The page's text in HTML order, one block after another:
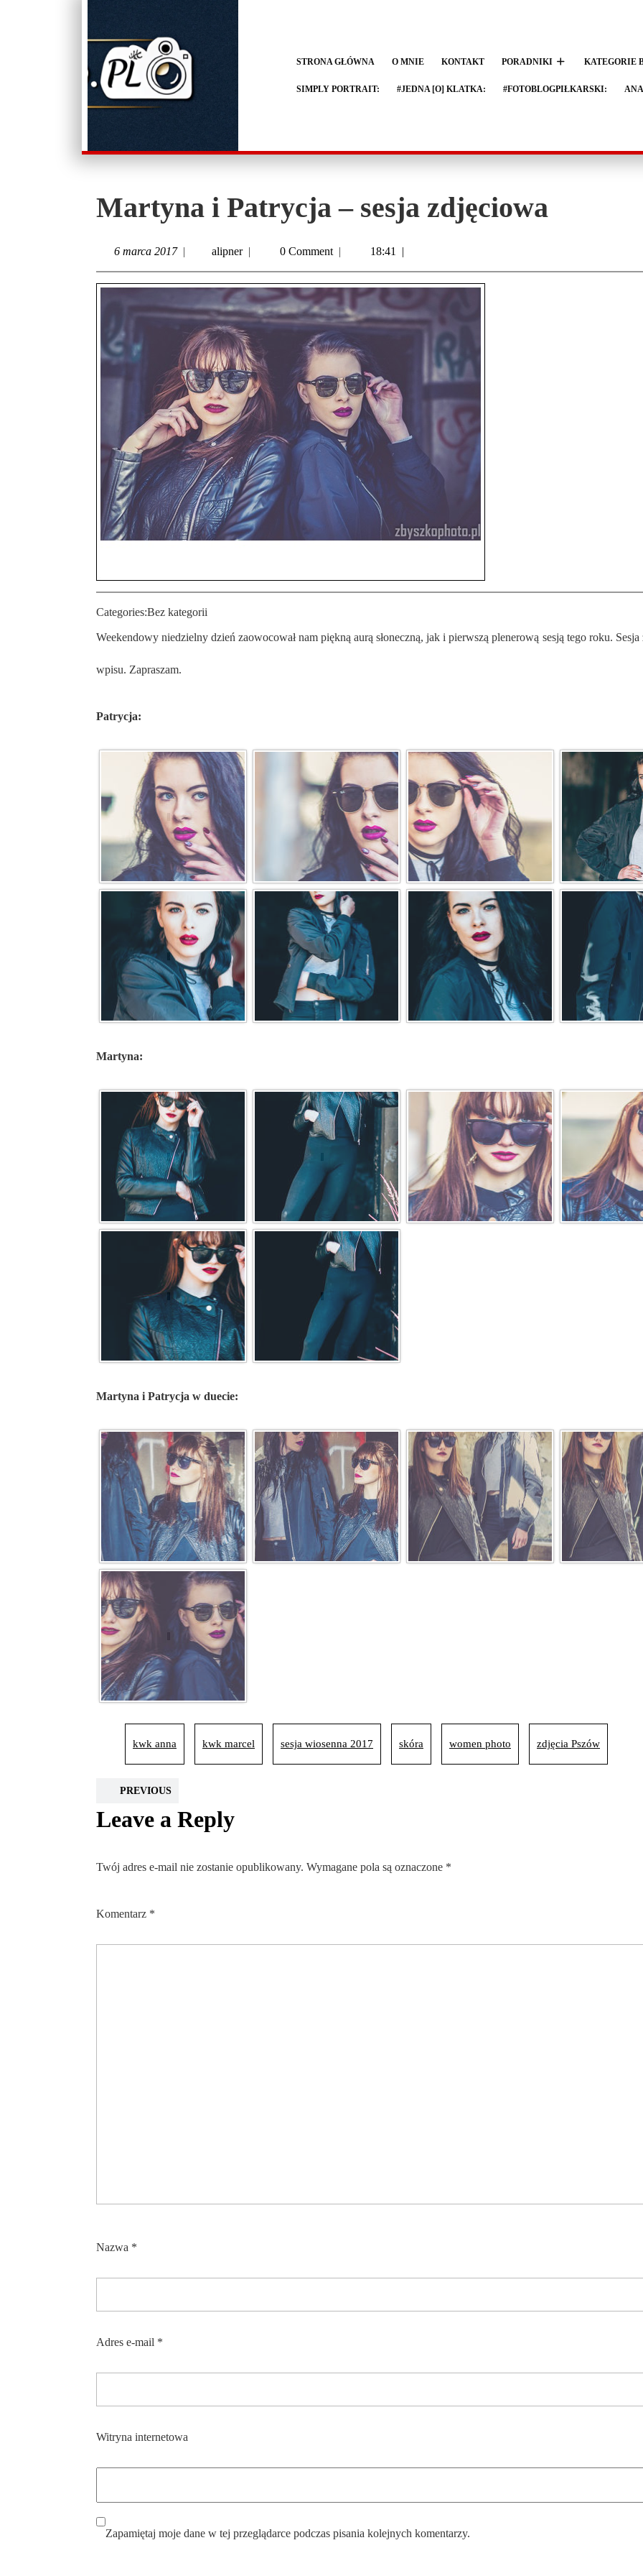
STRONA GŁÓWNA O MNIE KONTAKT PORADNIKI KATEGORIE
SIMPLY PORTRAIT: #JEDNA [O] KLATKA: #FOTOBLOGPIŁKARSKI:
Martyna i Patrycja – sesja zdjęciowa
6 marca 2017 | alipner | 0 Comment | 18:41 |
Categories:Bez kategorii
Weekendowy niedzielny dzień zaowocował nam piękną aurą słoneczną, jak i pierwszą plenerową sesją tego roku. Sesja z Patrycją oraz Martyną dostępna w dalszej części
wpisu. Zapraszam.
Patrycja:
Martyna:
Martyna i Patrycja w duecie:
kwk anna kwk marcel sesja wiosenna 2017 skóra women photo zdjęcia Pszów
PREVIOUS
Leave a Reply
Twój adres e-mail nie zostanie opublikowany. Wymagane pola są oznaczone *
Komentarz *
Nazwa *
Adres e-mail *
Witryna internetowa
Zapamiętaj moje dane w tej przeglądarce podczas pisania kolejnych komentarzy.